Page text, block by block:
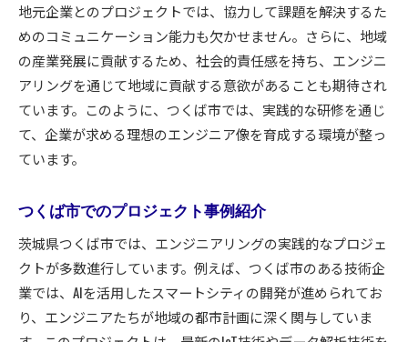
地元企業とのプロジェクトでは、協力して課題を解決するた
めのコミュニケーション能力も欠かせません。さらに、地域
の産業発展に貢献するため、社会的責任感を持ち、エンジニ
アリングを通じて地域に貢献する意欲があることも期待され
ています。このように、つくば市では、実践的な研修を通じ
て、企業が求める理想のエンジニア像を育成する環境が整っ
ています。
つくば市でのプロジェクト事例紹介
茨城県つくば市では、エンジニアリングの実践的なプロジェ
クトが多数進行しています。例えば、つくば市のある技術企
業では、AIを活用したスマートシティの開発が進められてお
り、エンジニアたちが地域の都市計画に深く関与していま